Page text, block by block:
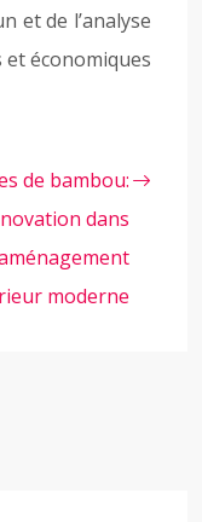
et de l’analyse
et économiques
de bambou:
dans
moderne